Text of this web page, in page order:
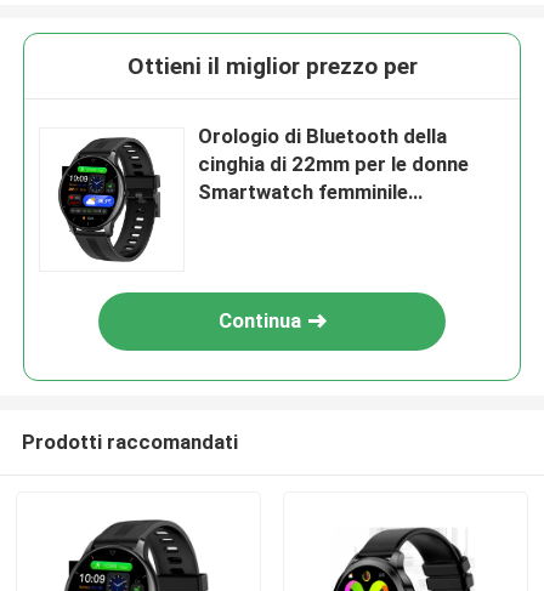
Ottieni il miglior prezzo per
Orologio di Bluetooth della
cinghia di 22mm per le donne
Smartwatch femminile
Continua
Prodotti raccomandati